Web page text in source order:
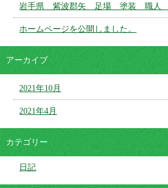
岩手県 紫波郡矢 足場 塗装 職人
ホームページを公開しました。
アーカイブ
2021年10月
2021年4月
カテゴリー
日記